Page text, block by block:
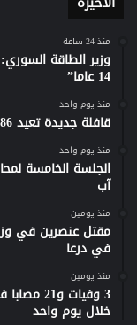
منذ 24 ساعة
وزير الطاقة
14 عاما”
منذ يوم واحد
قافلة جديدة تعيد 186 عائلة من مخيمات الشمال إلى ريف حماة
منذ يوم واحد
آب
منذ يومين
مقتل عنصرين في
في درعا
منذ يومين
خلال يوم واحد